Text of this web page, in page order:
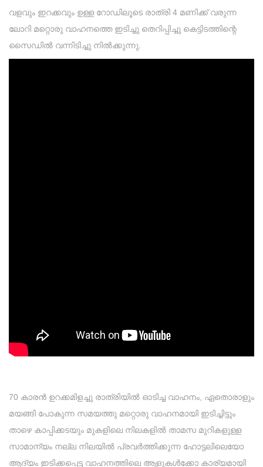
വളവും ഇറക്കവും ഉള്ള റോഡിലൂടെ രാത്രി 4 മണിക്ക് വരുന്ന
ലോറി മറ്റൊരു വാഹനത്തെ ഇടിച്ചു തെറിപ്പിച്ചു കെട്ടിടത്തിന്റെ
സൈഡിൽ വന്നിടിച്ചു നിൽക്കുന്നു.
70 കാരൻ ഉറക്കമിളച്ചു രാത്രിയിൽ ഓടിച്ച വാഹനം, ഏതൊരാളും
മയങ്ങി പോകുന്ന സമയത്തു മറ്റൊരു വാഹനമായി ഇടിച്ചിട്ടും
താഴെ കാപ്പിക്കടയും മുകളിലെ നിലകളിൽ താമസ മുറികളുള്ള
സാമാന്യം നല്ല നിലയിൽ പ്രവർത്തിക്കുന്ന ഹോട്ടലിലെയോ
ആദ്യം ഇടിക്കപ്പെട്ട വാഹനത്തിലെ ആളുകൾക്കോ കാര്യമായി